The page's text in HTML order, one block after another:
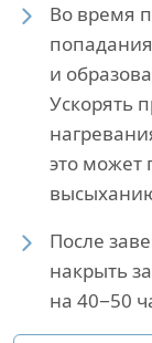
Во время
и
Ускорять
это может
После
накрыть
на 40−50